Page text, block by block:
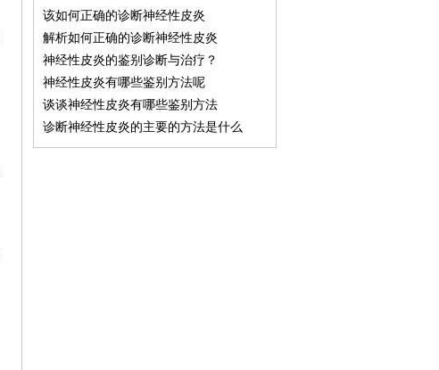
该如何正确的诊断神经性皮炎
解析如何正确的诊断神经性皮炎
神经性皮炎的鉴别诊断与治疗？
神经性皮炎有哪些鉴别方法呢
谈谈神经性皮炎有哪些鉴别方法
诊断神经性皮炎的主要的方法是什么